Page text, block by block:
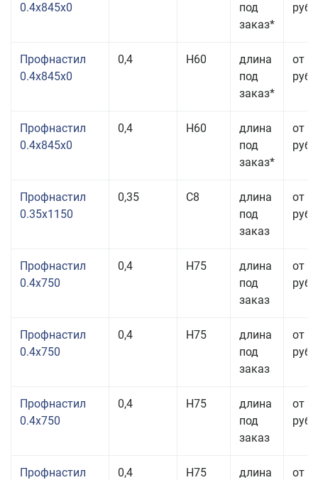
0.4x845x0
под
заказ*
руб.
Профнастил
0.4x845x0
0,4 Н60
длина
под
заказ*
от
руб.
Профнастил
0.4x845x0
0,4 Н60
длина
под
заказ*
от
руб.
Профнастил
0.35x1150
0,35 С8
длина
под
заказ
от
руб.
Профнастил
0.4x750
0,4 Н75
длина
под
заказ
от
руб.
Профнастил
0.4x750
0,4 Н75
длина
под
заказ
от
руб.
Профнастил
0.4x750
0,4 Н75
длина
под
заказ
от
руб.
Профнастил
0,4 Н75
длина
от